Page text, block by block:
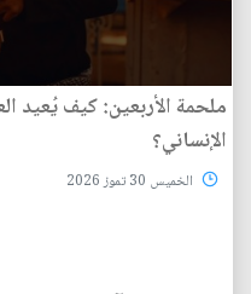
ملحمة الأربعين: كيف يُعيد
الإنساني؟
الخميس 30 تموز 2026